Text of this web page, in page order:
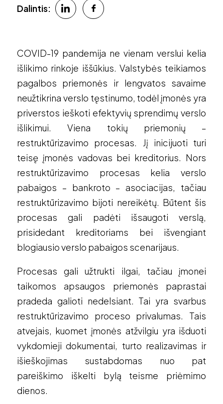
Dalintis:
COVID-19 pandemija ne vienam verslui kelia
išlikimo rinkoje iššūkius. Valstybės teikiamos
pagalbos priemonės ir lengvatos savaime
neužtikrina verslo tęstinumo, todėl įmonės yra
priverstos ieškoti efektyvių sprendimų verslo
išlikimui. Viena tokių priemonių –
restruktūrizavimo procesas. Jį inicijuoti turi
teisę įmonės vadovas bei kreditorius. Nors
restruktūrizavimo procesas kelia verslo
pabaigos – bankroto – asociacijas, tačiau
restruktūrizavimo bijoti nereikėtų. Būtent šis
procesas gali padėti išsaugoti verslą,
prisidedant kreditoriams bei išvengiant
blogiausio verslo pabaigos scenarijaus.
Procesas gali užtrukti ilgai, tačiau įmonei
taikomos apsaugos priemonės paprastai
pradeda galioti nedelsiant. Tai yra svarbus
restruktūrizavimo proceso privalumas. Tais
atvejais, kuomet įmonės atžvilgiu yra išduoti
vykdomieji dokumentai, turto realizavimas ir
išieškojimas sustabdomas nuo pat
pareiškimo iškelti bylą teisme priėmimo
dienos.